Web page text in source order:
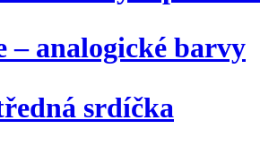
– analogické barvy
srdíčka